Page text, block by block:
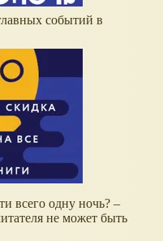
событий в
всего одну ночь? –
не может быть